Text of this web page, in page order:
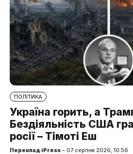
ПОЛІТИКА
Україна горить, а
Бездіяльність США
росії – Тімоті Еш
Переклад iPress – 07 серпня 2026, 10:56